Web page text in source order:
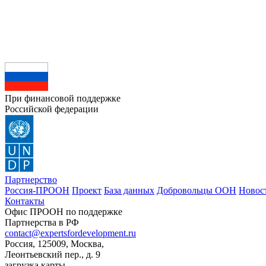
При финансовой поддержке
Российской федерации
Партнерство
Россия-ПРООН Проект База данных Добровольцы ООН
Контакты
Офис ПРООН по поддержке
Партнерства в РФ
contact@expertsfordevelopment.ru
Россия, 125009, Москва,
Леонтьевский пер., д. 9